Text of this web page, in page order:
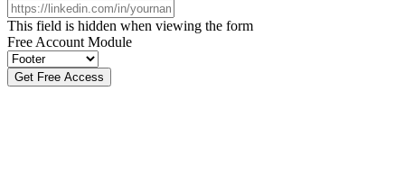
This field is hidden when viewing the form
Free Account Module